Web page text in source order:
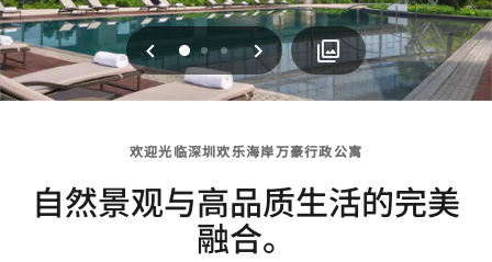
上一页
012 下一页
欢迎光临深圳欢乐海岸万豪行政公寓
自然景观与高品质生活的完美
融合。